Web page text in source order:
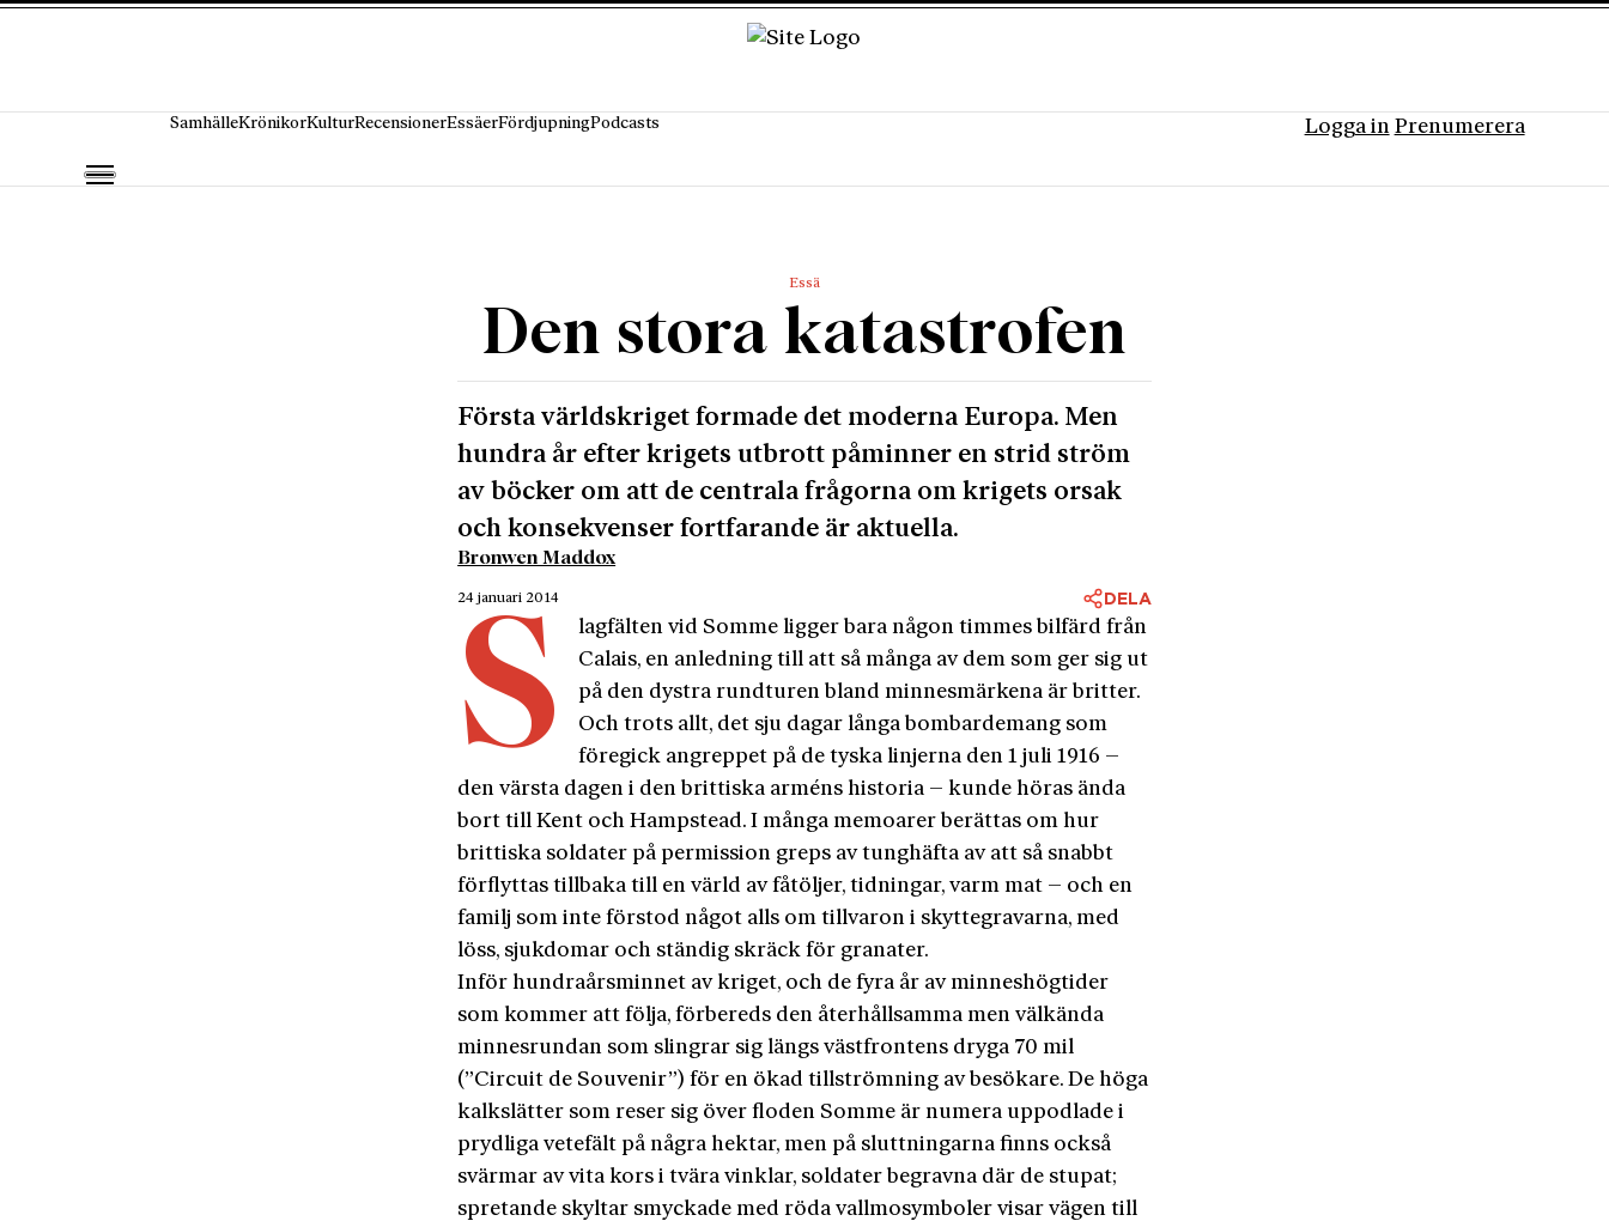
SamhälleKrönikorKulturRecensionerEssäerFördjupningPodcasts Logga in Prenumerera
Essä
Den stora katastrofen
Första världskriget formade det moderna Europa. Men
hundra år efter krigets utbrott påminner en strid ström
av böcker om att de centrala frågorna om krigets orsak
och konsekvenser fortfarande är aktuella.
Bronwen Maddox
24 januari 2014 DELA
S
lagfälten vid Somme ligger bara någon timmes bilfärd från
Calais, en anledning till att så många av dem som ger sig ut
på den dystra rundturen bland minnesmärkena är britter.
Och trots allt, det sju dagar långa bombardemang som
föregick angreppet på de tyska linjerna den 1 juli 1916 –
den värsta dagen i den brittiska arméns historia – kunde höras ända
bort till Kent och Hampstead. I många memoarer berättas om hur
brittiska soldater på permission greps av tunghäfta av att så snabbt
förflyttas tillbaka till en värld av fåtöljer, tidningar, varm mat – och en
familj som inte förstod något alls om tillvaron i skyttegravarna, med
löss, sjukdomar och ständig skräck för granater.
Inför hundraårsminnet av kriget, och de fyra år av minneshögtider
som kommer att följa, förbereds den återhållsamma men välkända
minnesrundan som slingrar sig längs västfrontens dryga 70 mil
(”Circuit de Souvenir”) för en ökad tillströmning av besökare. De höga
kalkslätter som reser sig över floden Somme är numera uppodlade i
prydliga vetefält på några hektar, men på sluttningarna finns också
svärmar av vita kors i tvära vinklar, soldater begravna där de stupat;
spretande skyltar smyckade med röda vallmosymboler visar vägen till